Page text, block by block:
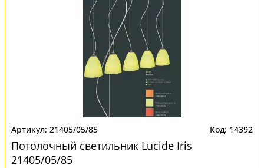
21405/05/85 14392
Потолочный светильник Lucide Iris
21405/05/85